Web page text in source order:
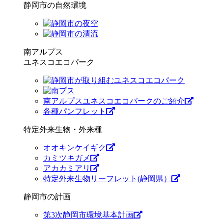
静岡市の自然環境
南アルプス
ユネスコエコパーク
南アルプスユネスコエコパークのご紹介
各種パンフレット
特定外来生物・外来種
オオキンケイギク
カミツキガメ
アカカミアリ
特定外来生物リーフレット(静岡県）
静岡市の計画
第3次静岡市環境基本計画